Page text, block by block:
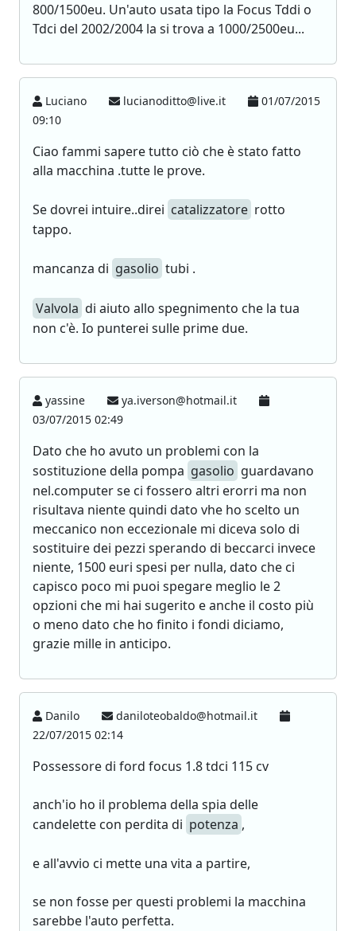
800/1500eu. Un'auto usata tipo la Focus Tddi o
Tdci del 2002/2004 la si trova a 1000/2500eu...
Luciano lucianoditto@live.it
01/07/2015
09:10
Ciao fammi sapere tutto ciò che è stato fatto
alla macchina .tutte le prove.
Se dovrei intuire..direi catalizzatore rotto
tappo.
mancanza di gasolio tubi .
Valvola di aiuto allo spegnimento che la tua
non c'è. Io punterei sulle prime due.
yassine
ya.iverson@hotmail.it
03/07/2015 02:49
Dato che ho avuto un problemi con la
sostituzione della pompa gasolio guardavano
nel.computer se ci fossero altri erorri ma non
risultava niente quindi dato vhe ho scelto un
meccanico non eccezionale mi diceva solo di
sostituire dei pezzi sperando di beccarci invece
niente, 1500 euri spesi per nulla, dato che ci
capisco poco mi puoi spegare meglio le 2
opzioni che mi hai sugerito e anche il costo più
o meno dato che ho finito i fondi diciamo,
grazie mille in anticipo.
Danilo
daniloteobaldo@hotmail.it
22/07/2015 02:14
Possessore di ford focus 1.8 tdci 115 cv
anch'io ho il problema della spia delle
candelette con perdita di potenza ,
e all'avvio ci mette una vita a partire,
se non fosse per questi problemi la macchina
sarebbe l'auto perfetta.